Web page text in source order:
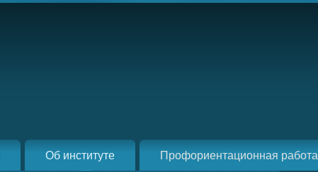
Об институте Профориентационная работа